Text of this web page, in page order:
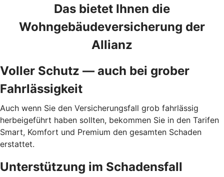
Das bietet Ihnen die
Wohngebäudeversicherung der
Allianz
Voller Schutz — auch bei grober
Fahrlässigkeit
Auch wenn Sie den Versicherungsfall grob fahrlässig
herbeigeführt haben sollten, bekommen Sie in den Tarifen
Smart, Komfort und Premium den gesamten Schaden
erstattet.
Unterstützung im Schadensfall